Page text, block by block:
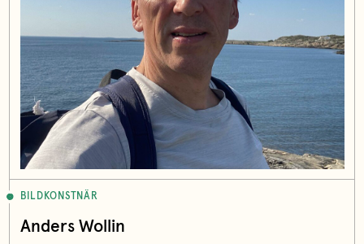
BILDKONSTNÄR
Anders Wollin